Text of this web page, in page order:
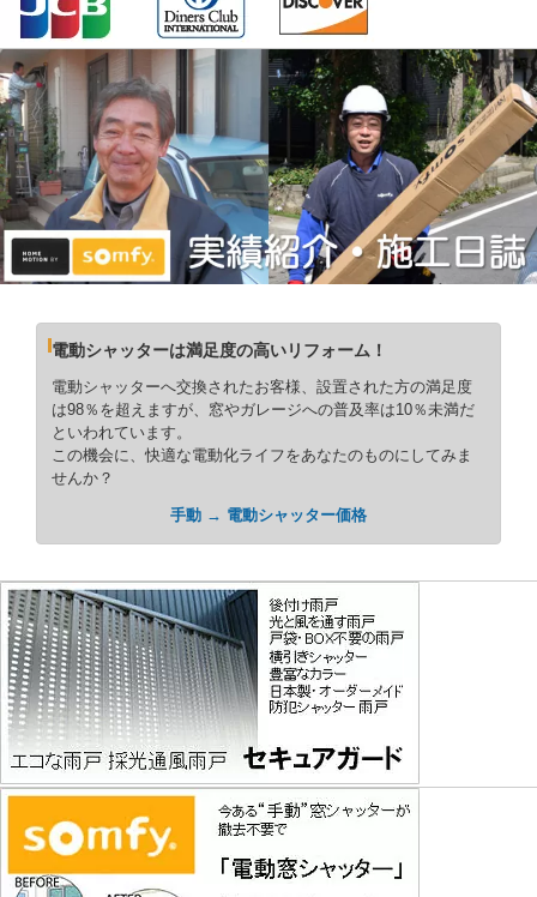
電動シャッターは満足度の高いリフォーム！
電動シャッターへ交換されたお客様、設置された方の満足度
は98％を超えますが、窓やガレージへの普及率は10％未満だ
といわれています。
この機会に、快適な電動化ライフをあなたのものにしてみま
せんか？
手動 → 電動シャッター価格